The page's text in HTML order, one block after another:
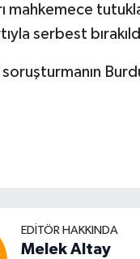
mahkemece
serbest
EDITÖR HAKKINDA
Melek Altay